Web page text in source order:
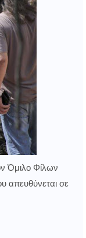
Όμιλο Φίλων
απευθύνεται σε